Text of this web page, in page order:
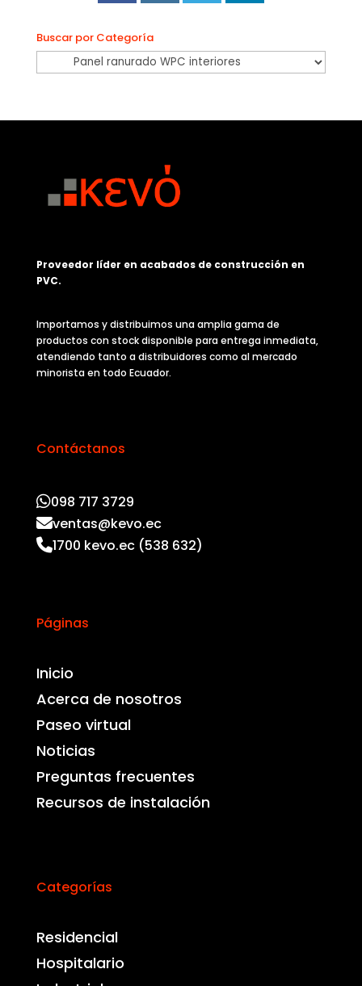
Buscar por Categoría
Proveedor líder en acabados de construcción en
PVC.
Importamos y distribuimos una amplia gama de
productos con stock disponible para entrega inmediata,
atendiendo tanto a distribuidores como al mercado
minorista en todo Ecuador.
Contáctanos
098 717 3729
ventas@kevo.ec
1700 kevo.ec (538 632)
Páginas
Inicio
Acerca de nosotros
Paseo virtual
Noticias
Preguntas frecuentes
Recursos de instalación
Categorías
Residencial
Hospitalario